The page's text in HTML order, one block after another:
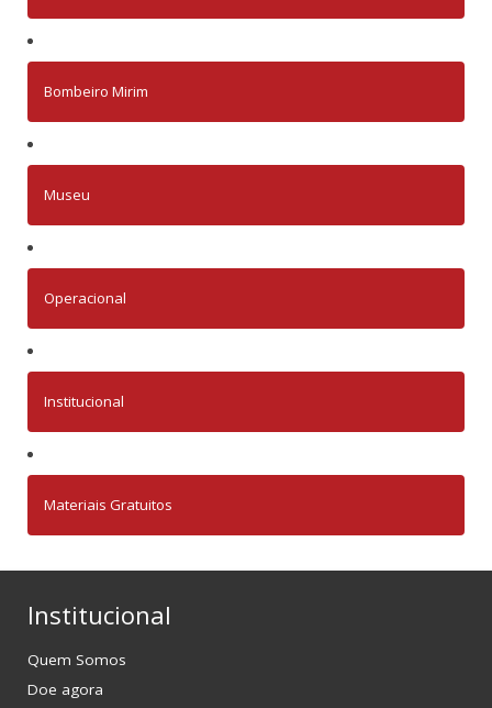
Bombeiro Mirim
Museu
Operacional
Institucional
Materiais Gratuitos
Institucional
Quem Somos
Doe agora